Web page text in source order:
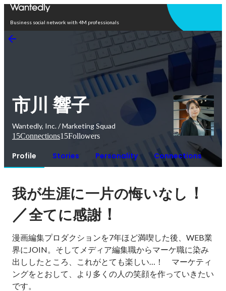
Business social network with 4M professionals
市川 響子
Wantedly, Inc. / Marketing Squad
15Connections15Followers
Profile Stories Personality Connections
我が生涯に一片の悔いなし ！
／全てに感謝！
漫画編集プロダクションを7年ほど満喫した後、WEB業
界にJOIN。そしてメディア編集職からマーケ職に染み
出ししたところ、これがとても楽しい…！　マーケティ
ングをとおして、より多くの人の笑顔を作っていきたい
です。